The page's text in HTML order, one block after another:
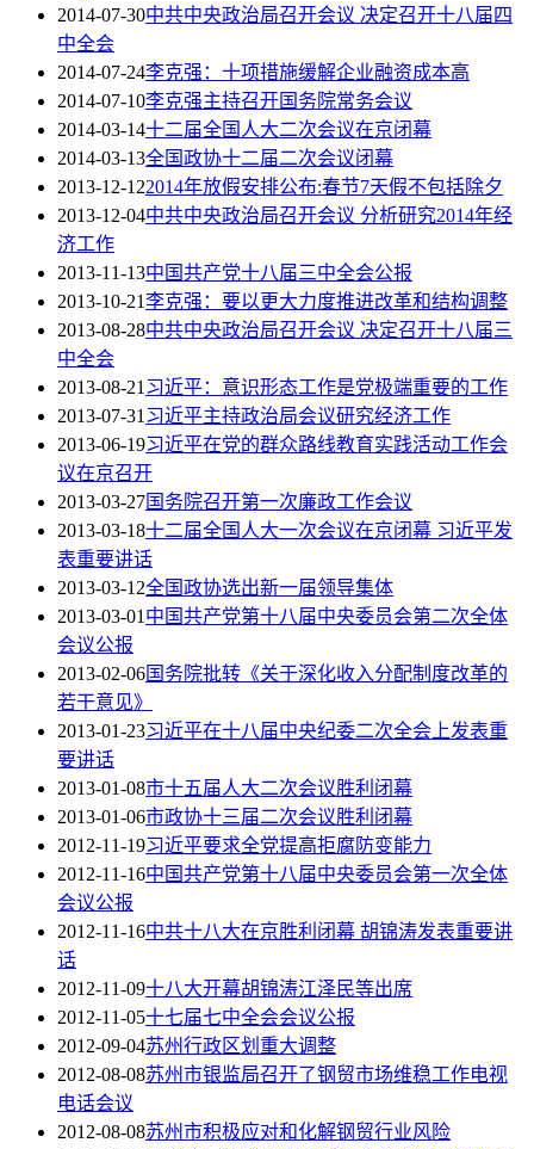
2014-07-30中共中央政治局召开会议 决定召开十八届四
中全会
2014-07-24李克强：十项措施缓解企业融资成本高
2014-07-10李克强主持召开国务院常务会议
2014-03-14十二届全国人大二次会议在京闭幕
2014-03-13全国政协十二届二次会议闭幕
2013-12-122014年放假安排公布:春节7天假不包括除夕
2013-12-04中共中央政治局召开会议 分析研究2014年经
济工作
2013-11-13中国共产党十八届三中全会公报
2013-10-21李克强：要以更大力度推进改革和结构调整
2013-08-28中共中央政治局召开会议 决定召开十八届三
中全会
2013-08-21习近平：意识形态工作是党极端重要的工作
2013-07-31习近平主持政治局会议研究经济工作
2013-06-19习近平在党的群众路线教育实践活动工作会
议在京召开
2013-03-27国务院召开第一次廉政工作会议
2013-03-18十二届全国人大一次会议在京闭幕 习近平发
表重要讲话
2013-03-12全国政协选出新一届领导集体
2013-03-01中国共产党第十八届中央委员会第二次全体
会议公报
2013-02-06国务院批转《关于深化收入分配制度改革的
若干意见》
2013-01-23习近平在十八届中央纪委二次全会上发表重
要讲话
2013-01-08市十五届人大二次会议胜利闭幕
2013-01-06市政协十三届二次会议胜利闭幕
2012-11-19习近平要求全党提高拒腐防变能力
2012-11-16中国共产党第十八届中央委员会第一次全体
会议公报
2012-11-16中共十八大在京胜利闭幕 胡锦涛发表重要讲
话
2012-11-09十八大开幕胡锦涛江泽民等出席
2012-11-05十七届七中全会会议公报
2012-09-04苏州行政区划重大调整
2012-08-08苏州市银监局召开了钢贸市场维稳工作电视
电话会议
2012-08-08苏州市积极应对和化解钢贸行业风险